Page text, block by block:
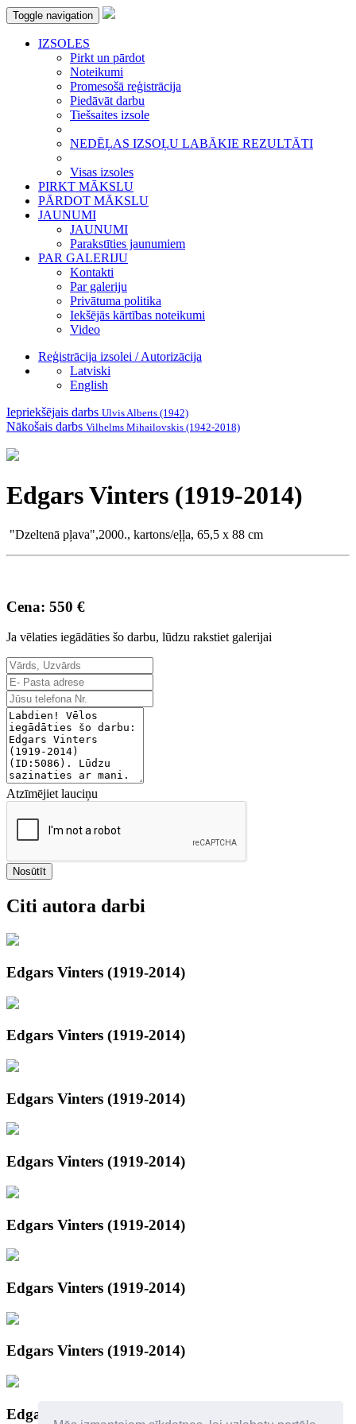
Toggle navigation
IZSOLES
Pirkt un pārdot
Noteikumi
Promesošā reģistrācija
Piedāvāt darbu
Tiešsaites izsole
NEDĒĻAS IZSOĻU LABĀKIE REZULTĀTI
Visas izsoles
PIRKT MĀKSLU
PĀRDOT MĀKSLU
JAUNUMI
JAUNUMI
Parakstīties jaunumiem
PAR GALERIJU
Kontakti
Par galeriju
Privātuma politika
Iekšējās kārtības noteikumi
Video
Reģistrācija izsolei / Autorizācija
Latviski
English
Iepriekšējais darbs Ulvis Alberts (1942)
Nākošais darbs Vilhelms Mihailovskis (1942-2018)
Edgars Vinters (1919-2014)
"Dzeltenā pļava",2000., kartons/eļļa, 65,5 x 88 cm
Cena: 550 €
Ja vēlaties iegādāties šo darbu, lūdzu rakstiet galerijai
Atzīmējiet lauciņu
Nosūtīt
Citi autora darbi
Edgars Vinters (1919-2014)
Edgars Vinters (1919-2014)
Edgars Vinters (1919-2014)
Edgars Vinters (1919-2014)
Edgars Vinters (1919-2014)
Edgars Vinters (1919-2014)
Edgars Vinters (1919-2014)
Edgars Vinters (1919-2014)